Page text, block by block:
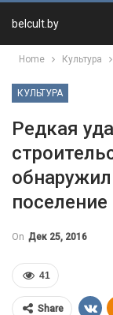
belcult.by
Home Культура
КУЛЬТУРА
Редкая
поселение
On Дек 25, 2016
41
Share